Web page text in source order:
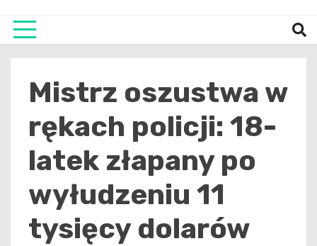
Mistrz oszustwa w
rękach policji: 18-
latek złapany po
wyłudzeniu 11
tysięcy dolarów